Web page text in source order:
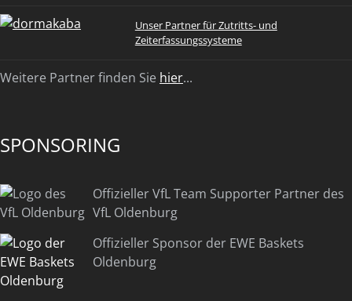
Unser Partner für Zutritts- und
Zeiterfassungssysteme
Weitere Partner finden Sie hier...
SPONSORING
Offizieller VfL Team Supporter Partner des
VfL Oldenburg
Offizieller Sponsor der EWE Baskets
Oldenburg